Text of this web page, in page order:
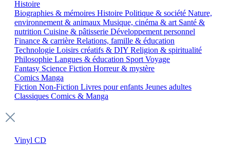
Histoire
Biographies & mémoires Histoire Politique & société Nature,
environnement & animaux Musique, cinéma & art Santé &
nutrition Cuisine & pâtisserie Développement personnel
Finance & carrière Relations, famille & éducation
Technologie Loisirs créatifs & DIY Religion & spiritualité
Philosophie Langues & éducation Sport Voyage
Fantasy Science Fiction Horreur & mystère
Comics Manga
Fiction Non-Fiction Livres pour enfants Jeunes adultes
Classiques Comics & Manga
Vinyl CD